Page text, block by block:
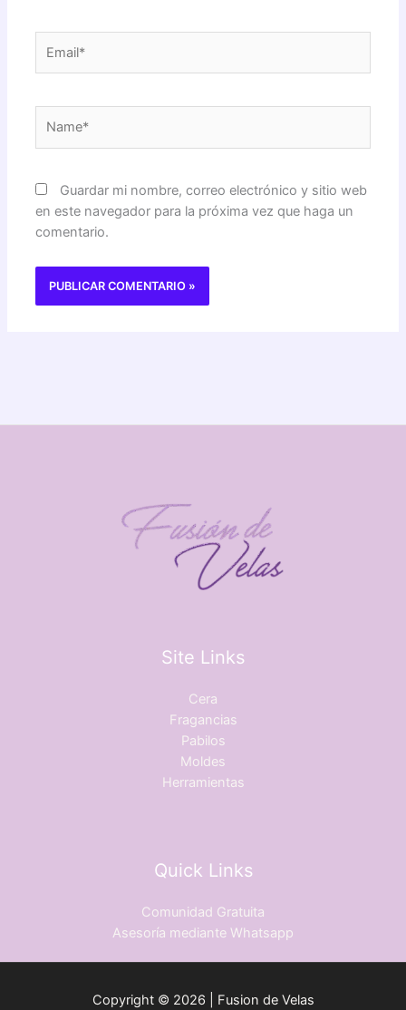
Guardar mi nombre, correo electrónico y sitio web
en este navegador para la próxima vez que haga un
comentario.
Site Links
Cera
Fragancias
Pabilos
Moldes
Herramientas
Quick Links
Comunidad Gratuita
Asesoría mediante Whatsapp
Copyright © 2026 | Fusion de Velas